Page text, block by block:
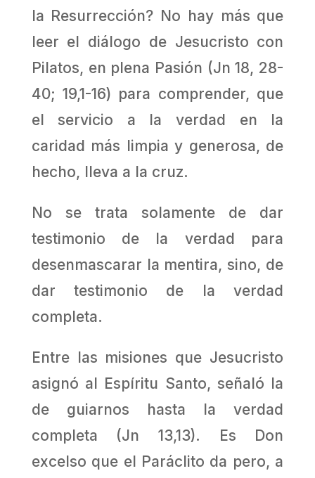
la Resurrección? No hay más que
leer el diálogo de Jesucristo con
Pilatos, en plena Pasión (Jn 18, 28-
40; 19,1-16) para comprender, que
el servicio a la verdad en la
caridad más limpia y generosa, de
hecho, lleva a la cruz.
No se trata solamente de dar
testimonio de la verdad para
desenmascarar la mentira, sino, de
dar testimonio de la verdad
completa.
Entre las misiones que Jesucristo
asignó al Espíritu Santo, señaló la
de guiarnos hasta la verdad
completa (Jn 13,13). Es Don
excelso que el Paráclito da pero, a